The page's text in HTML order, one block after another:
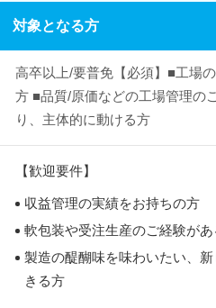
対象となる方
高卒以上/要普免【必須】■工場
方 ■品質/原価などの工場管理の
り、主体的に動ける方
【歓迎要件】
収益管理の実績をお持ちの方
軟包装や受注生産のご経験が
製造の醍醐味を味わいたい、
きる方